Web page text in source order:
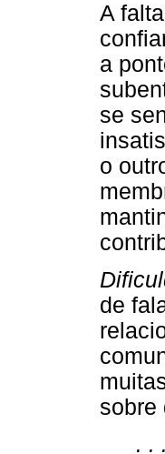
A
a
se
o
de
sobre
. .